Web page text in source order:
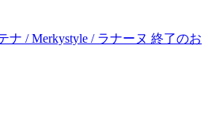
ナ / Merkystyle / ラナーヌ 終了のお